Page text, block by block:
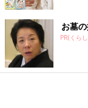
お墓
PR(くら